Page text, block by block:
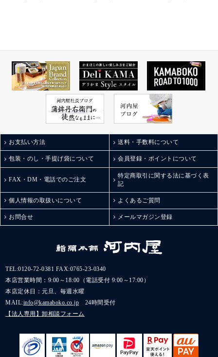
お支払い方法 送料・手数料について
包装・のし・手提げ袋について 会員登録・ポイントについて
FAX・DM・電話でのご注文
特定商取引に関する法に基づく表
記
個人情報の取扱いについて よくあるご質問
お問合せ メールマガジン登録
TEL:0120-72-0381
FAX:0765-23-0340
本店営業時間：9:00～18:00（電話受付 9:00～17:00）
本店定休日：元旦、毎週水曜
MAIL:info@kamaboko.co.jp 24時間受付
【法人専用】卸相談フォーム